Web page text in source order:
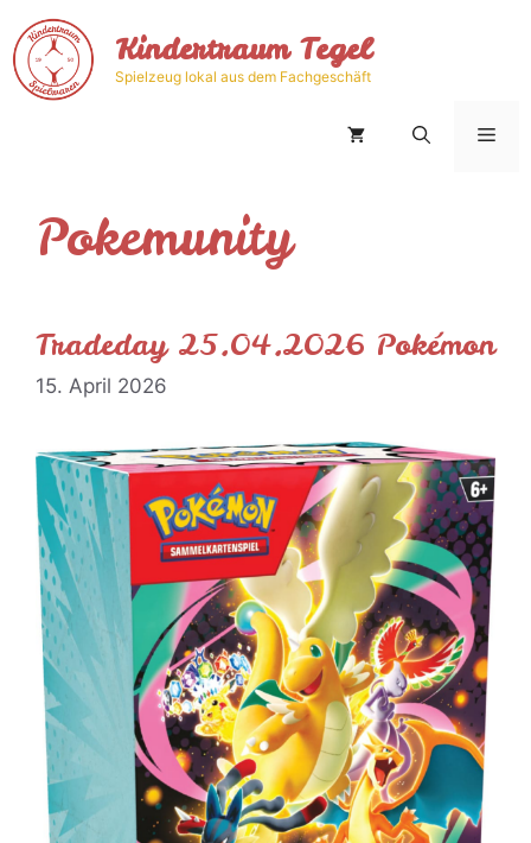
Inhalt
springen
Kindertraum Tegel
Spielzeug lokal aus dem Fachgeschäft
Pokemunity
Tradeday 25.04.2026 Pokémon
15. April 2026